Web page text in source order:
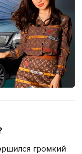
громкий